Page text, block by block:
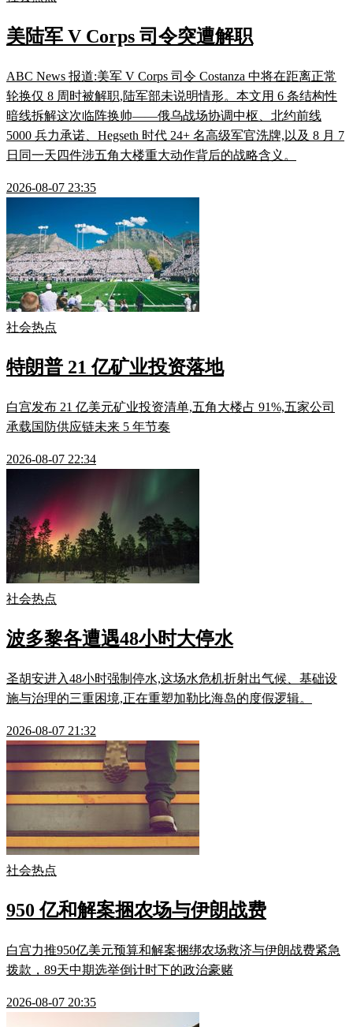
美陆军 V Corps 司令突遭解职
ABC News 报道:美军 V Corps 司令 Costanza 中将在距离正常
轮换仅 8 周时被解职,陆军部未说明情形。本文用 6 条结构性
暗线拆解这次临阵换帅——俄乌战场协调中枢、北约前线
5000 兵力承诺、Hegseth 时代 24+ 名高级军官洗牌,以及 8 月 7
日同一天四件涉五角大楼重大动作背后的战略含义。
2026-08-07 23:35
社会热点
特朗普 21 亿矿业投资落地
白宫发布 21 亿美元矿业投资清单,五角大楼占 91%,五家公司
承载国防供应链未来 5 年节奏
2026-08-07 22:34
社会热点
波多黎各遭遇48小时大停水
圣胡安进入48小时强制停水,这场水危机折射出气候、基础设
施与治理的三重困境,正在重塑加勒比海岛的度假逻辑。
2026-08-07 21:32
社会热点
950 亿和解案捆农场与伊朗战费
白宫力推950亿美元预算和解案捆绑农场救济与伊朗战费紧急
拨款，89天中期选举倒计时下的政治豪赌
2026-08-07 20:35